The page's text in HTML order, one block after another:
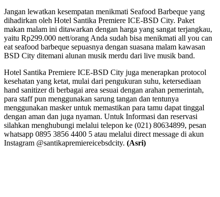
Jangan lewatkan kesempatan menikmati Seafood Barbeque yang
dihadirkan oleh Hotel Santika Premiere ICE-BSD City. Paket
makan malam ini ditawarkan dengan harga yang sangat terjangkau,
yaitu Rp299.000 nett/orang Anda sudah bisa menikmati all you can
eat seafood barbeque sepuasnya dengan suasana malam kawasan
BSD City ditemani alunan musik merdu dari live musik band.
Hotel Santika Premiere ICE-BSD City juga menerapkan protocol
kesehatan yang ketat, mulai dari pengukuran suhu, ketersediaan
hand sanitizer di berbagai area sesuai dengan arahan pemerintah,
para staff pun menggunakan sarung tangan dan tentunya
menggunakan masker untuk memastikan para tamu dapat tinggal
dengan aman dan juga nyaman. Untuk Informasi dan reservasi
silahkan menghubungi melalui telepon ke (021) 80634899, pesan
whatsapp 0895 3856 4400 5 atau melalui direct message di akun
Instagram @santikapremiereicebsdcity. (Asri)